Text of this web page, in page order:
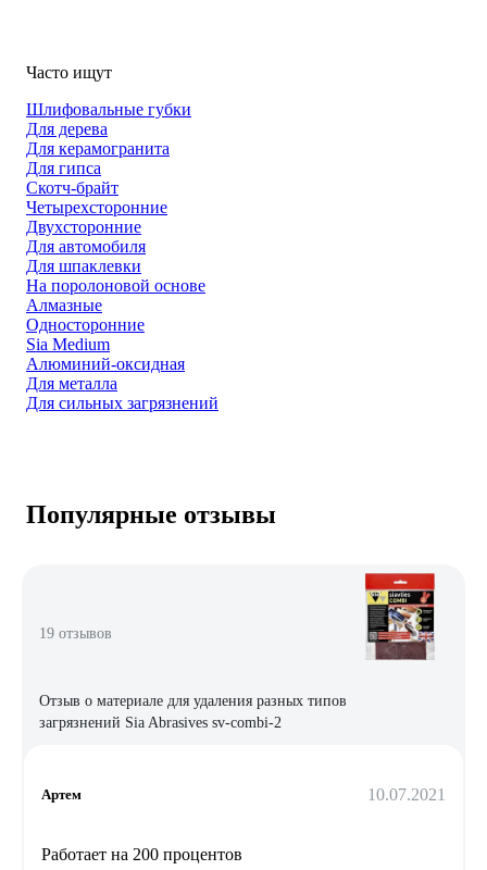
Часто ищут
Шлифовальные губки
Для дерева
Для керамогранита
Для гипса
Скотч-брайт
Четырехсторонние
Двухсторонние
Для автомобиля
Для шпаклевки
На поролоновой основе
Алмазные
Односторонние
Sia Medium
Алюминий-оксидная
Для металла
Для сильных загрязнений
Популярные отзывы
19 отзывов
Отзыв о материале для удаления разных типов
загрязнений Sia Abrasives sv-combi-2
Артем 10.07.2021
Работает на 200 процентов